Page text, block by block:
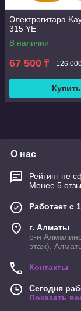
Электрогитара
315 YE
В наличии
67 500 ₸ 126
Купить
О нас
Рейтинг не
Менее 5
Работает с
г. Алматы
р-н
этаж),
Контакты
Сегодня
Показать